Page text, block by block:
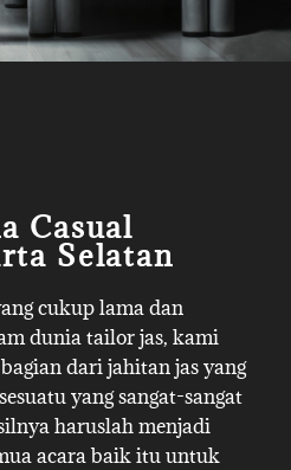
Casual
Selatan
cukup lama dan
dunia tailor jas, kami
dari jahitan jas yang
yang sangat-sangat
haruslah menjadi
acara baik itu untuk